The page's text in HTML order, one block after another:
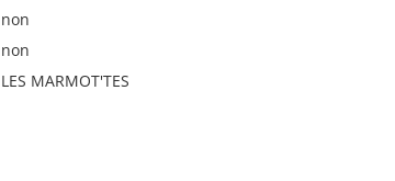
non
non
LES MARMOT'TES